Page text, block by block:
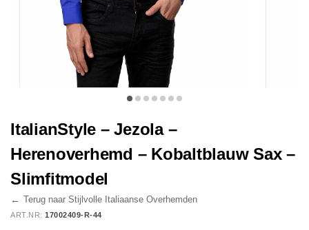
ItalianStyle – Jezola –
Herenoverhemd – Kobaltblauw Sax –
Slimfitmodel
← Terug naar Stijlvolle Italiaanse Overhemden
ART.NR: 17002409-R-44